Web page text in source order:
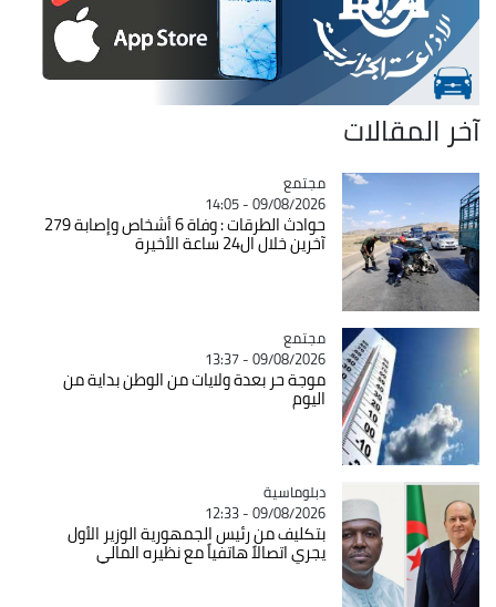
آخر المقالات
Catégorie
مجتمع
09/08/2026 - 14:05
حوادث الطرقات : وفاة 6 أشخاص وإصابة 279
آخرين خلال ال24 ساعة الأخيرة
Catégorie
مجتمع
09/08/2026 - 13:37
موجة حر بعدة ولايات من الوطن بداية من
اليوم
Catégorie
دبلوماسية
09/08/2026 - 12:33
بتكليف من رئيس الجمهورية الوزير الأول
يجري اتصالاً هاتفياً مع نظيره المالي